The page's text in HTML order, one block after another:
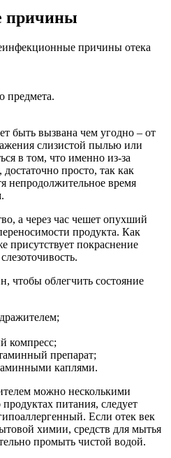
причины
причины отека
предмета.
быть вызвана чем угодно – от
слизистой пылью или
в том, что именно из-за
просто, так как
непродолжительное время
а через час чешет опухший
продукта. Как
присутствует покраснение
чтобы облегчить состояние
компресс;
препарат;
каплями.
можно несколькими
питания, следует
Если отек век
химии, средств для мытья
промыть чистой водой.